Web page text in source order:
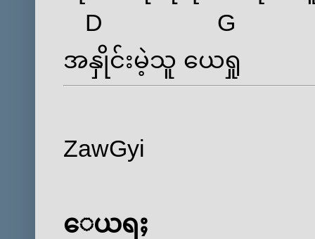
D
G
အနှိုင်းမဲ့သူ ‌ယေရှု
ZawGyi
‌ေယရႈ